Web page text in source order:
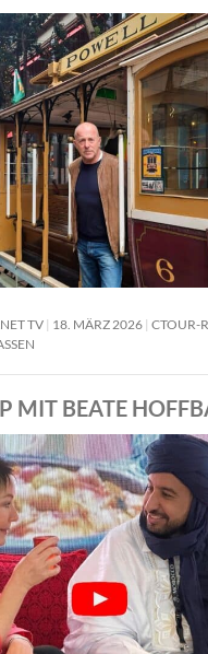
TV 18. MÄRZ 2026 CTOUR-
MIT BEATE